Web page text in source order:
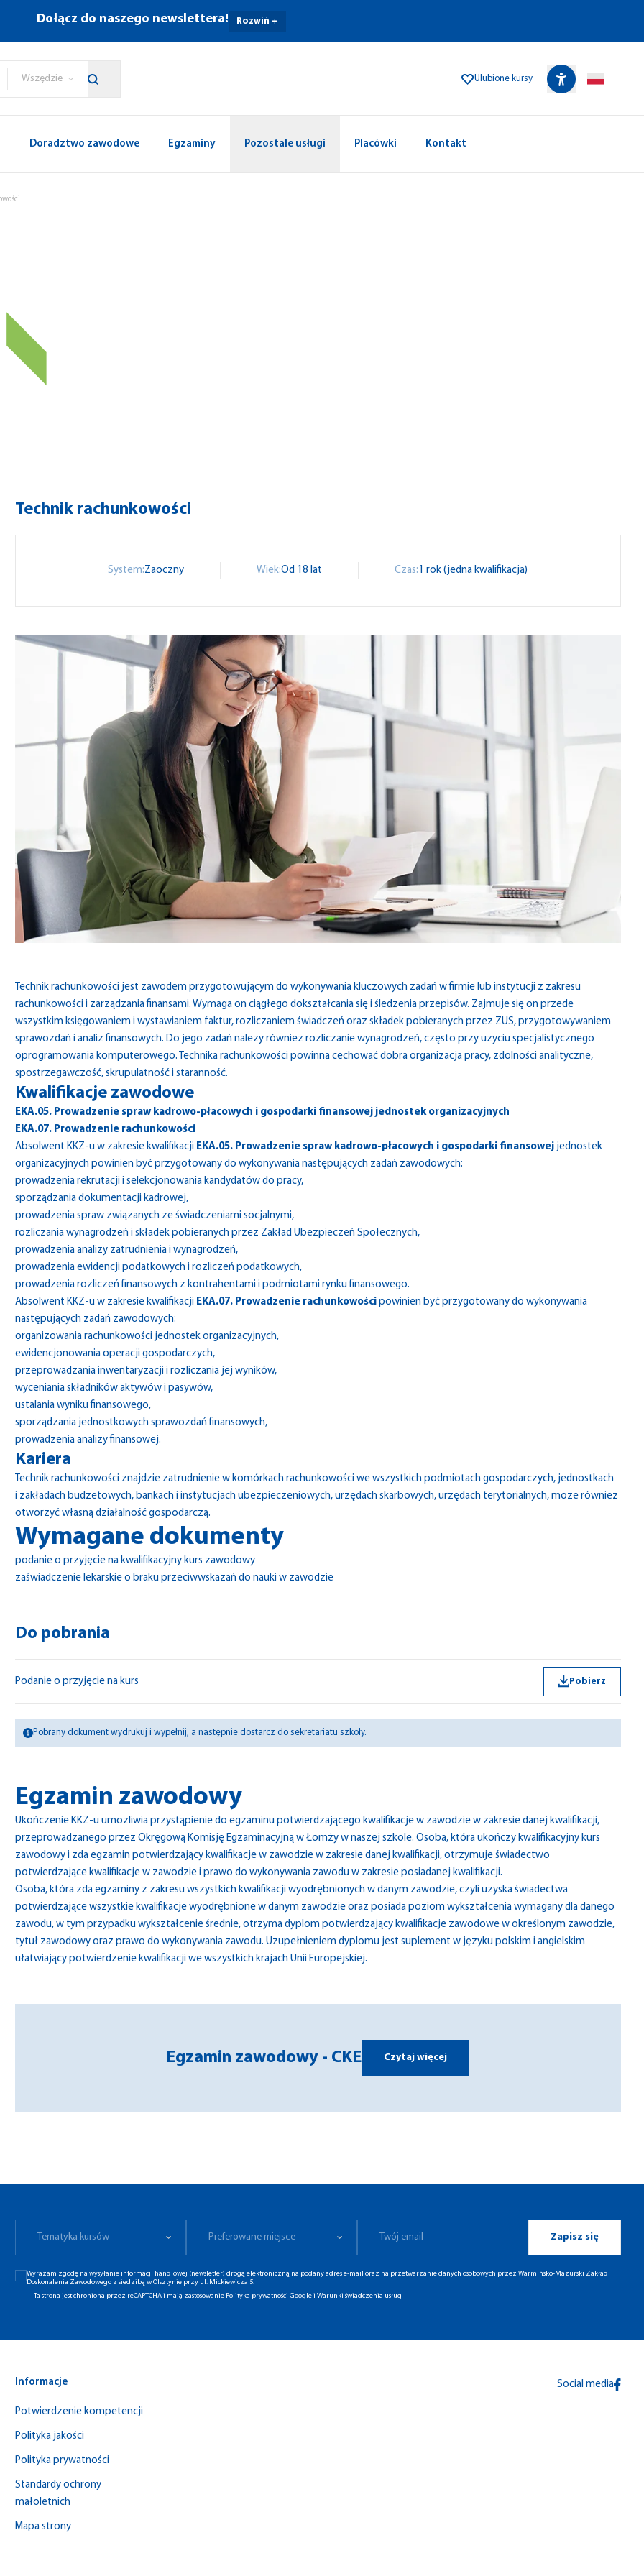
Dołącz do naszego newslettera! Rozwiń +
Wszędzie Ulubione kursy
Doradztwo zawodowe Egzaminy Pozostałe usługi Placówki Kontakt
Technik rachunkowości
System:Zaoczny Wiek:Od 18 lat Czas: 1 rok (jedna kwalifikacja)
Technik rachunkowości jest zawodem przygotowującym do wykonywania kluczowych zadań w firmie lub instytucji z zakresu
rachunkowości i zarządzania finansami. Wymaga on ciągłego dokształcania się i śledzenia przepisów. Zajmuje się on przede
wszystkim księgowaniem i wystawianiem faktur, rozliczaniem świadczeń oraz składek pobieranych przez ZUS, przygotowywaniem
sprawozdań i analiz finansowych. Do jego zadań należy również rozliczanie wynagrodzeń, często przy użyciu specjalistycznego
oprogramowania komputerowego. Technika rachunkowości powinna cechować dobra organizacja pracy, zdolności analityczne,
spostrzegawczość, skrupulatność i staranność.
Kwalifikacje zawodowe
EKA.05. Prowadzenie spraw kadrowo-płacowych i gospodarki finansowej jednostek organizacyjnych
EKA.07. Prowadzenie rachunkowości
Absolwent KKZ-u w zakresie kwalifikacji EKA.05. Prowadzenie spraw kadrowo-płacowych i gospodarki finansowejjednostek
organizacyjnych powinien być przygotowany do wykonywania następujących zadań zawodowych:
prowadzenia rekrutacji i selekcjonowania kandydatów do pracy,
sporządzania dokumentacji kadrowej,
prowadzenia spraw związanych ze świadczeniami socjalnymi,
rozliczania wynagrodzeń i składek pobieranych przez Zakład Ubezpieczeń Społecznych,
prowadzenia analizy zatrudnienia i wynagrodzeń,
prowadzenia ewidencji podatkowych i rozliczeń podatkowych,
prowadzenia rozliczeń finansowych z kontrahentami i podmiotami rynku finansowego.
Absolwent KKZ-u w zakresie kwalifikacji EKA.07. Prowadzenie rachunkowościpowinien być przygotowany do wykonywania
następujących zadań zawodowych:
organizowania rachunkowości jednostek organizacyjnych,
ewidencjonowania operacji gospodarczych,
przeprowadzania inwentaryzacji i rozliczania jej wyników,
wyceniania składników aktywów i pasywów,
ustalania wyniku finansowego,
sporządzania jednostkowych sprawozdań finansowych,
prowadzenia analizy finansowej.
Kariera
Technik rachunkowości znajdzie zatrudnienie w komórkach rachunkowości we wszystkich podmiotach gospodarczych, jednostkach
i zakładach budżetowych, bankach i instytucjach ubezpieczeniowych, urzędach skarbowych, urzędach terytorialnych, może również
otworzyć własną działalność gospodarczą.
Wymagane dokumenty
podanie o przyjęcie na kwalifikacyjny kurs zawodowy
zaświadczenie lekarskie o braku przeciwwskazań do nauki w zawodzie
Do pobrania
Podanie o przyjęcie na kurs Pobierz
Pobrany dokument wydrukuj i wypełnij, a następnie dostarcz do sekretariatu szkoły.
Egzamin zawodowy
Ukończenie KKZ-u umożliwia przystąpienie do egzaminu potwierdzającego kwalifikacje w zawodzie w zakresie danej kwalifikacji,
przeprowadzanego przez Okręgową Komisję Egzaminacyjną w Łomży w naszej szkole. Osoba, która ukończy kwalifikacyjny kurs
zawodowy i zda egzamin potwierdzający kwalifikacje w zawodzie w zakresie danej kwalifikacji, otrzymuje świadectwo
potwierdzające kwalifikacje w zawodzie i prawo do wykonywania zawodu w zakresie posiadanej kwalifikacji.
Osoba, która zda egzaminy z zakresu wszystkich kwalifikacji wyodrębnionych w danym zawodzie, czyli uzyska świadectwa
potwierdzające wszystkie kwalifikacje wyodrębnione w danym zawodzie oraz posiada poziom wykształcenia wymagany dla danego
zawodu, w tym przypadku wykształcenie średnie, otrzyma dyplom potwierdzający kwalifikacje zawodowe w określonym zawodzie,
tytuł zawodowy oraz prawo do wykonywania zawodu. Uzupełnieniem dyplomu jest suplement w języku polskim i angielskim
ułatwiający potwierdzenie kwalifikacji we wszystkich krajach Unii Europejskiej.
Egzamin zawodowy - CKE Czytaj więcej
Tematyka kursów
Preferowane miejsce
Zapisz się
Wyrażam zgodę na wysyłanie informacji handlowej (newsletter) drogą elektroniczną na podany adres e-mail oraz na przetwarzanie danych osobowych przez Warmińsko-Mazurski Zakład
Doskonalenia Zawodowego z siedzibą w Olsztynie przy ul. Mickiewicza 5.
Ta strona jest chroniona przez reCAPTCHA i mają zastosowanie Polityka prywatności Googlei Warunki świadczenia usług
Informacje
Potwierdzenie kompetencji
Polityka jakości
Polityka prywatności
Standardy ochrony
małoletnich
Mapa strony
Social media